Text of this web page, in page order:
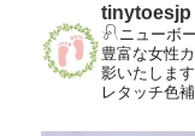
tinytoesjp
𓍯ニューボ
豊富な女性
影いたしま
レタッチ色